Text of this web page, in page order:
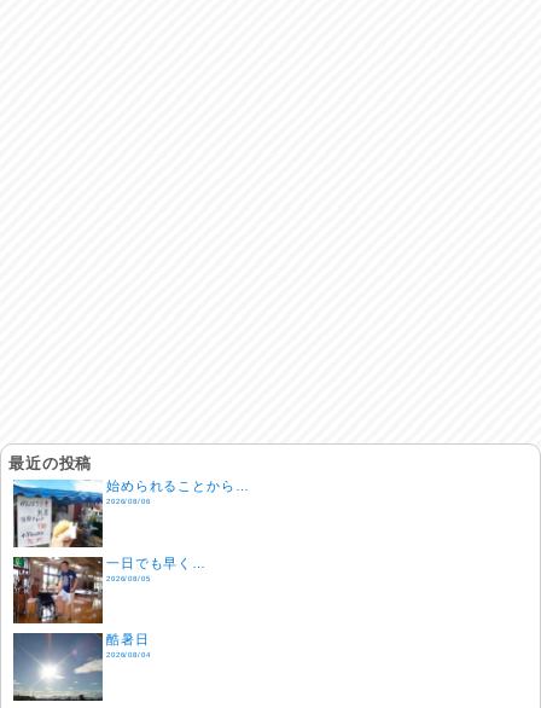
最近の投稿
始められることから…
2026/08/06
一日でも早く…
2026/08/05
酷暑日
2026/08/04